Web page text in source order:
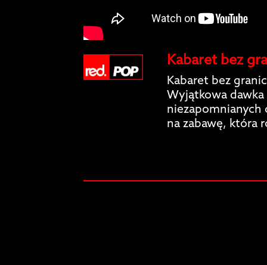
Kabaret bez
Kabaret bez
Wyjątkowa
na zabawę, która